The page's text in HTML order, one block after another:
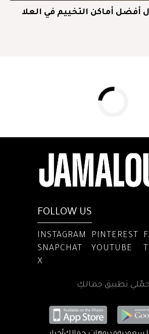
أفضل أماكن التخييم في العلا
FOLLOW US
INSTAGRAM PINTEREST
SNAPCHAT
YOUTUBE
X
تطبيق جمالكِ